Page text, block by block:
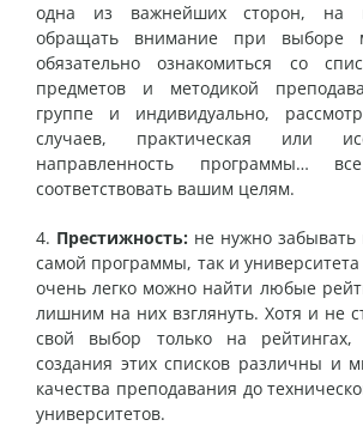
одна из важнейших сторон, на
обращать внимание при выборе
обязательно ознакомиться со
предметов и методикой
группе и индивидуально,
случаев, практическая или
направленность программы…
соответствовать вашим целям.
4. Престижность: не нужно забывать
самой программы, так и
очень легко можно найти любые
лишним на них взглянуть. Хотя и не
свой выбор только на рейтингах,
создания этих списков различны и
качества преподавания до
университетов.